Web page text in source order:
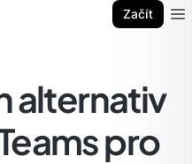
Začít
alternativ
pro